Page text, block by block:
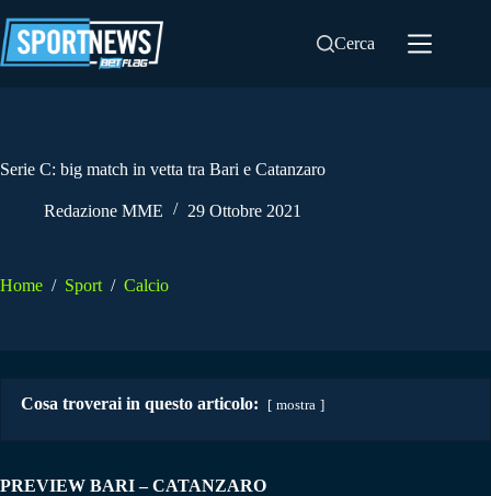
al
contenuto
Cerca
Serie C: big match in vetta tra Bari e Catanzaro
Redazione MME 29 Ottobre 2021
Home / Sport / Calcio
Cosa troverai in questo articolo: mostra
PREVIEW BARI – CATANZARO